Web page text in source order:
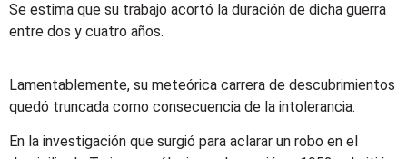
Se estima que su trabajo acortó la duración de dicha guerra
entre dos y cuatro años.
Lamentablemente, su meteórica carrera de descubrimientos
quedó truncada como consecuencia de la intolerancia.
En la investigación que surgió para aclarar un robo en el